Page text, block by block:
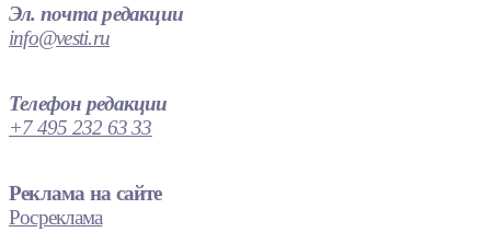
Эл. почта редакции
info@vesti.ru
Телефон редакции
+7 495 232 63 33
Реклама на сайте
Росреклама